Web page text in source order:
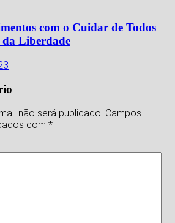
com o Cuidar de Todos
Liberdade
não será publicado. Campos
com *